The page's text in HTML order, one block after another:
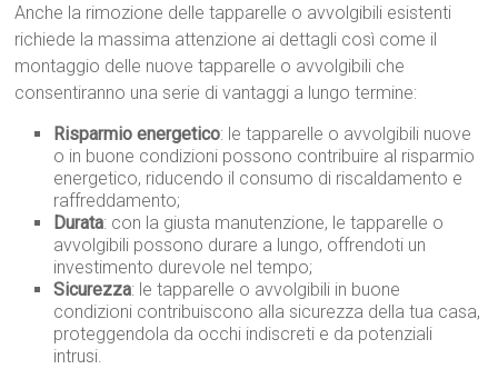
Anche la rimozione delle tapparelle o avvolgibili esistenti
richiede la massima attenzione ai dettagli così come il
montaggio delle nuove tapparelle o avvolgibili che
consentiranno una serie di vantaggi a lungo termine:
Risparmio energetico: le tapparelle o avvolgibili nuove
o in buone condizioni possono contribuire al risparmio
energetico, riducendo il consumo di riscaldamento e
raffreddamento;
Durata: con la giusta manutenzione, le tapparelle o
avvolgibili possono durare a lungo, offrendoti un
investimento durevole nel tempo;
Sicurezza: le tapparelle o avvolgibili in buone
condizioni contribuiscono alla sicurezza della tua casa,
proteggendola da occhi indiscreti e da potenziali
intrusi.